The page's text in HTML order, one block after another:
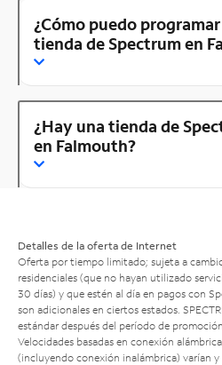
¿Cómo puedo
tienda de Spectrum en
¿Hay una tienda de
en Falmouth?
Detalles de la oferta de Internet
Oferta por tiempo limitado; sujeta a
residenciales (que no hayan utilizado
30 días) y que estén al día en pagos con
son adicionales en ciertos estados.
estándar después del período de
Velocidades basadas en conexión
(incluyendo conexión inalámbrica) varían